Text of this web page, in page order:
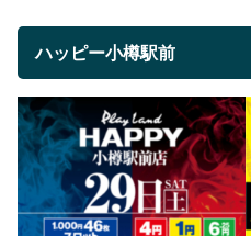
ハッピー小樽駅前